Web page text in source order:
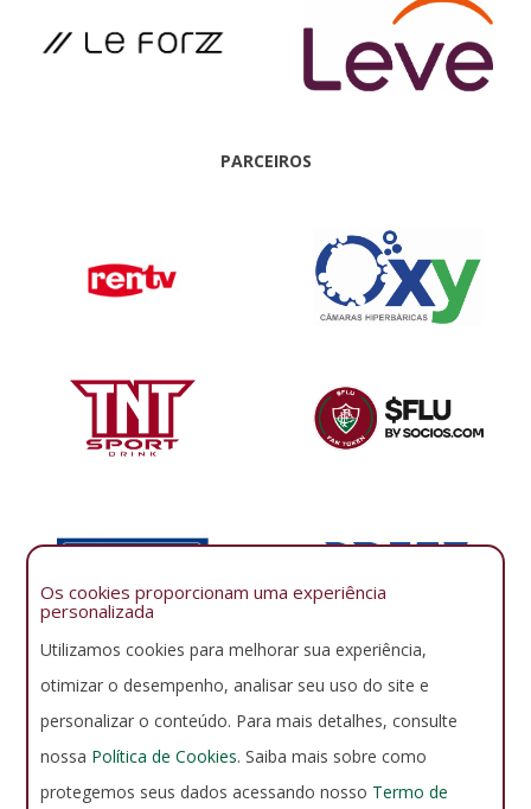
PARCEIROS
Os cookies proporcionam uma experiência
personalizada
Utilizamos cookies para melhorar sua experiência,
otimizar o desempenho, analisar seu uso do site e
personalizar o conteúdo. Para mais detalhes, consulte
nossa Política de Cookies. Saiba mais sobre como
protegemos seus dados acessando nosso Termo de